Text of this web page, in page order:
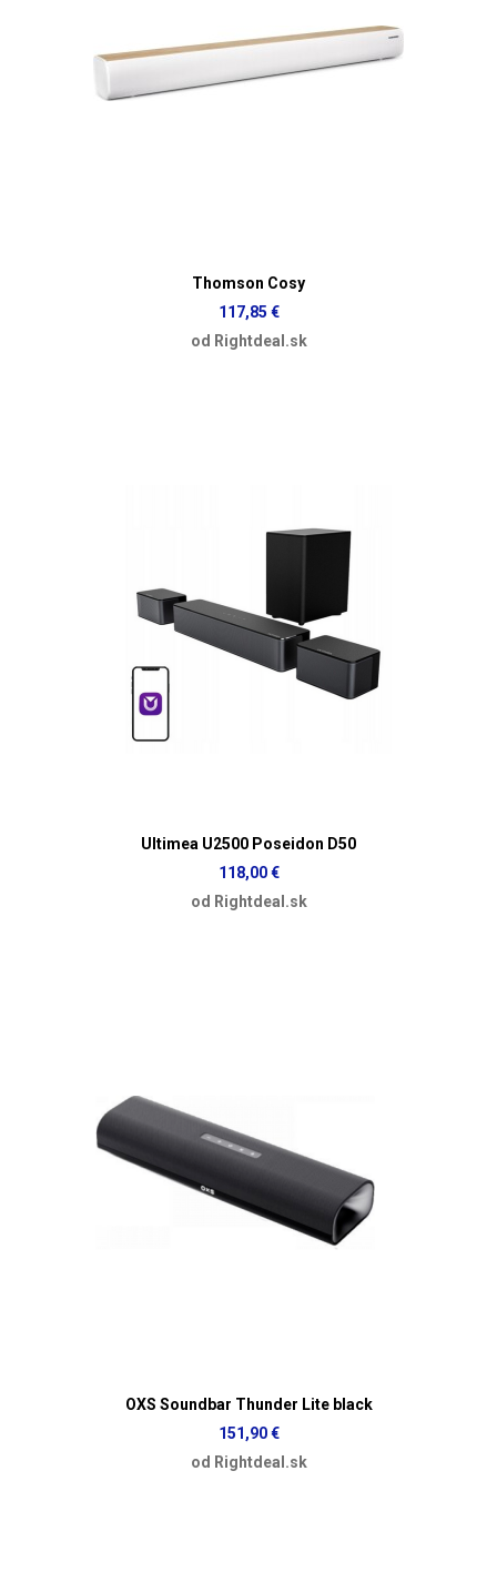
Thomson Cosy
117,85 €
od Rightdeal.sk
Ultimea U2500 Poseidon D50
118,00 €
od Rightdeal.sk
OXS Soundbar Thunder Lite black
151,90 €
od Rightdeal.sk